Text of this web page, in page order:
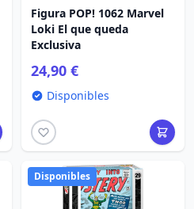
Figura POP! 1062 Marvel
Loki El que queda
Exclusiva
24,90 €
Disponibles
Disponibles